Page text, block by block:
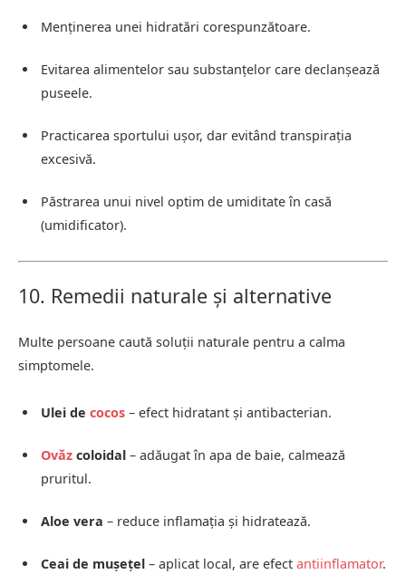
Menținerea unei hidratări corespunzătoare.
Evitarea alimentelor sau substanțelor care declanșează
puseele.
Practicarea sportului ușor, dar evitând transpirația
excesivă.
Păstrarea unui nivel optim de umiditate în casă
(umidificator).
10. Remedii naturale și alternative
Multe persoane caută soluții naturale pentru a calma
simptomele.
Ulei de cocos – efect hidratant și antibacterian.
Ovăz coloidal – adăugat în apa de baie, calmează
pruritul.
Aloe vera – reduce inflamația și hidratează.
Ceai de mușețel – aplicat local, are efect antiinflamator.